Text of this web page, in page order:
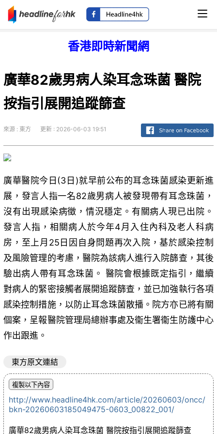
香港即時新聞網
廣華82歲男病人染耳念珠菌 醫院
按指引展開追蹤篩查
來源 : 東方 更新 : 2026-06-03 19:51
廣華醫院今日(3日)就早前公布的耳念珠菌感染更新進
展，發言人指一名82歲男病人被發現帶有耳念珠菌，
沒有出現感染病徵，情況穩定。有關病人現已出院。
發言人指，相關病人於今年4月入住內科及老人科病
房，至上月25日因自身問題再次入院，基於感染控制
及風險管理的考慮，醫院為該病人進行入院篩查，其後
驗出病人帶有耳念珠菌。 醫院會根據既定指引，繼續
對病人的緊密接觸者展開追蹤篩查，並已加強執行各項
感染控制措施，以防止耳念珠菌散播。院方亦已將有關
個案，呈報醫院管理局總辦事處及衞生署衞生防護中心
作出跟進。
東方原文連結
http://www.headline4hk.com/article/20260603/oncc/
bkn-20260603185049475-0603_00822_001/
廣華82歲男病人染耳念珠菌 醫院按指引展開追蹤篩查